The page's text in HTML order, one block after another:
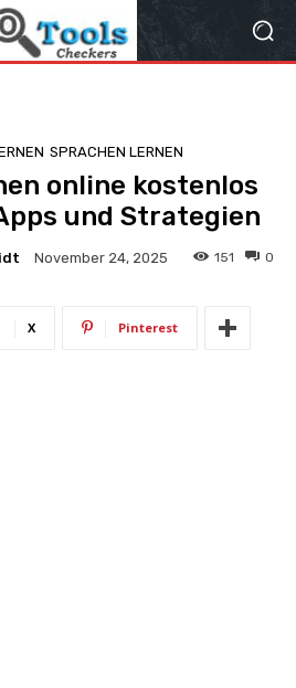
SPRACHEN LERNEN
online kostenlos
und Strategien
November 24, 2025 0
151
X Pinterest